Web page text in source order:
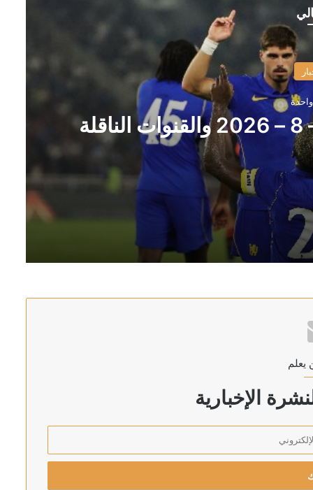
الدفاع الثلاثية
يعلم
الإخبارية